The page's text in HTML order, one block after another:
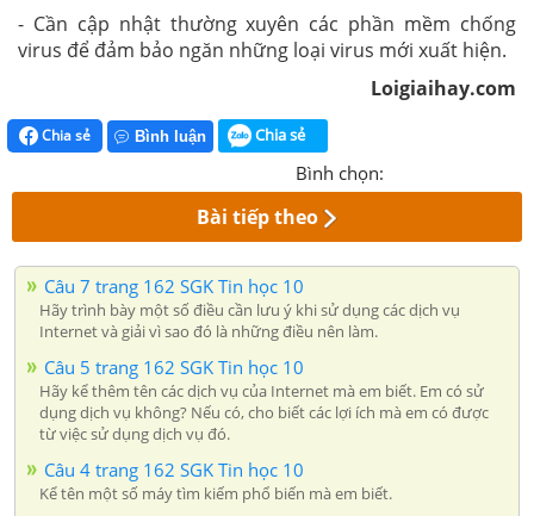
- Cần cập nhật thường xuyên các phần mềm chống
virus để đảm bảo ngăn những loại virus mới xuất hiện.
Loigiaihay.com
Chia sẻ Bình luận Chia sẻ
Bình chọn:
Bài tiếp theo
Câu 7 trang 162 SGK Tin học 10
Hãy trình bày một số điều cần lưu ý khi sử dụng các dịch vụ
Internet và giải vì sao đó là những điều nên làm.
Câu 5 trang 162 SGK Tin học 10
Hãy kể thêm tên các dịch vụ của Internet mà em biết. Em có sử
dụng dịch vụ không? Nếu có, cho biết các lợi ích mà em có được
từ việc sử dụng dịch vụ đó.
Câu 4 trang 162 SGK Tin học 10
Kể tên một số máy tìm kiếm phổ biến mà em biết.